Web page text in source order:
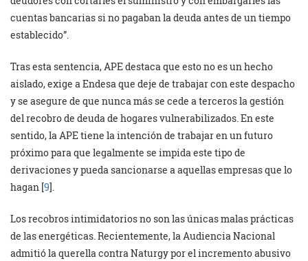
cuentas bancarias si no pagaban la deuda antes de un tiempo
establecido”.
Tras esta sentencia, APE destaca que esto no es un hecho
aislado, exige a Endesa que deje de trabajar con este despacho
y se asegure de que nunca más se cede a terceros la gestión
del recobro de deuda de hogares vulnerabilizados. En este
sentido, la APE tiene la intención de trabajar en un futuro
próximo para que legalmente se impida este tipo de
derivaciones y pueda sancionarse a aquellas empresas que lo
hagan [9].
Los recobros intimidatorios no son las únicas malas prácticas
de las energéticas. Recientemente, la Audiencia Nacional
admitió la querella contra Naturgy por el incremento abusivo